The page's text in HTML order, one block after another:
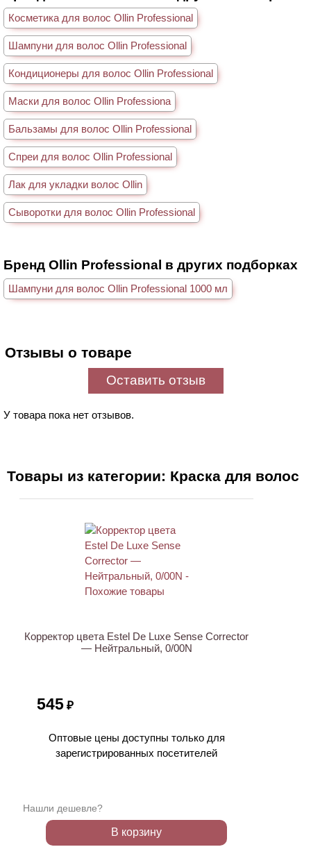
Косметика для волос Ollin Professional
Шампуни для волос Ollin Professional
Кондиционеры для волос Ollin Professional
Маски для волос Ollin Professiona
Бальзамы для волос Ollin Professional
Спреи для волос Ollin Professional
Лак для укладки волос Ollin
Сыворотки для волос Ollin Professional
Бренд Ollin Professional в других подборках
Шампуни для волос Ollin Professional 1000 мл
Отзывы о товаре
Оставить отзыв
У товара пока нет отзывов.
Товары из категории: Краска для волос
Корректор цвета Estel De Luxe Sense Corrector
— Нейтральный, 0/00N
545 ₽
Оптовые цены доступны только для
зарегистрированных посетителей
Нашли дешевле?
В корзину